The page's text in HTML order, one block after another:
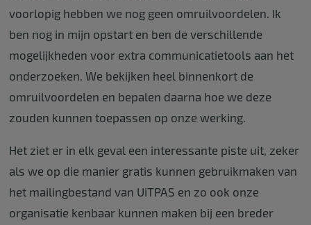
voorlopig hebben we nog geen omruilvoordelen. Ik
ben nog in mijn opstart en ben de verschillende
mogelijkheden voor extra communicatietools aan het
onderzoeken. We bekijken heel binnenkort de
omruilvoordelen en bepalen daarna hoe we deze
zouden kunnen toepassen op onze werking.
Het ziet er in elk geval een interessante piste uit, zeker
als we op die manier gratis kunnen gebruikmaken van
het mailingbestand van UiTPAS en zo ook onze
organisatie kenbaar kunnen maken bij een breder